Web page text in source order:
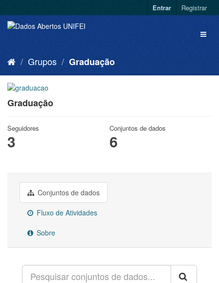
Entrar Registrar
Grupos Graduação
Graduação
Seguidores
3
Conjuntos de dados
6
Conjuntos de dados
Fluxo de Atividades
Sobre